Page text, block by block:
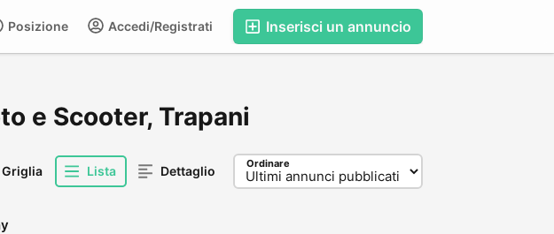
Inserisci un annuncio
Accedi/Registrati
Posizione
e Scooter, Trapani
Griglia Lista Dettaglio Ordinare